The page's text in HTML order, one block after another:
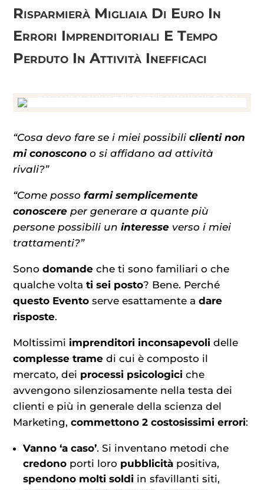
Risparmierà Migliaia Di Euro In
Errori Imprenditoriali E Tempo
Perduto In Attività Inefficaci
“Cosa devo fare se i miei possibili clienti non
mi conoscono o si affidano ad attività
rivali?”
“Come possofarmi semplicemente
conoscere per generare a quante più
persone possibili uninteresse verso i miei
trattamenti?”
Sonodomande che ti sono familiari o che
qualche voltati sei posto? Bene. Perché
questo Evento serve esattamente adare
risposte.
Moltissimi imprenditori inconsapevoli delle
complesse tramedi cui è composto il
mercato, dei processi psicologiciche
avvengono silenziosamente nella testa dei
clienti e più in generale della scienza del
Marketing, commettono 2 costosissimi errori:
Vanno ‘a caso’. Si inventano metodi che
credono porti loro pubblicità positiva,
spendono molti soldi in sfavillanti siti,